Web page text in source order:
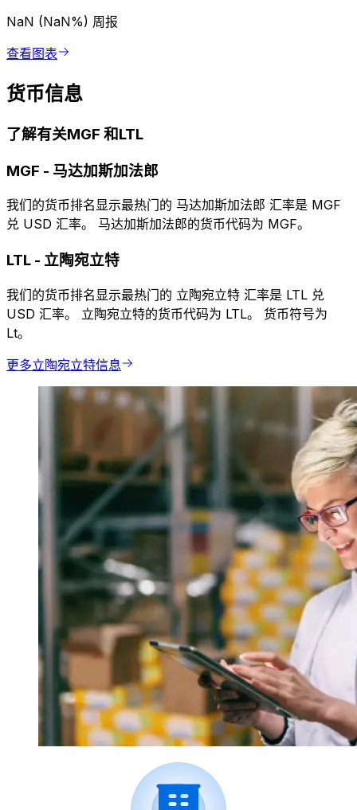
NaN (NaN%) 周报
查看图表
货币信息
了解有关MGF 和LTL
MGF - 马达加斯加法郎
我们的货币排名显示最热门的 马达加斯加法郎 汇率是 MGF
兑 USD 汇率。 马达加斯加法郎的货币代码为 MGF。
LTL - 立陶宛立特
我们的货币排名显示最热门的 立陶宛立特 汇率是 LTL 兑
USD 汇率。 立陶宛立特的货币代码为 LTL。 货币符号为
Lt。
更多立陶宛立特信息